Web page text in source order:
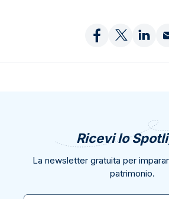
Ricevi lo
La newsletter gratuita per
patrimonio.